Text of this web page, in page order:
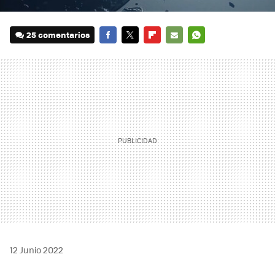
25 comentarios
MAIL
12 Junio 2022